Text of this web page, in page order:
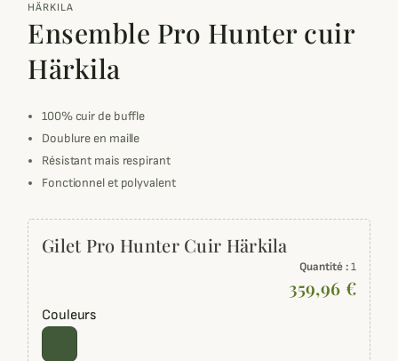
HÄRKILA
Ensemble Pro Hunter cuir
Härkila
100% cuir de buffle
Doublure en maille
Résistant mais respirant
Fonctionnel et polyvalent
Gilet Pro Hunter Cuir Härkila
Quantité :1
359,96 €
Couleurs